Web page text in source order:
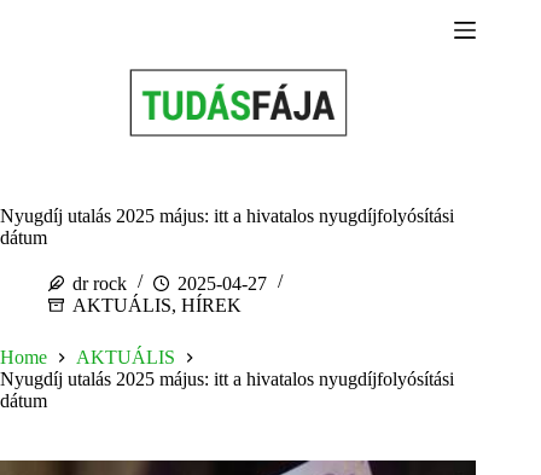
Nyugdíj utalás 2025 május: itt a hivatalos nyugdíjfolyósítási
dátum
dr rock
2025-04-27
AKTUÁLIS, HÍREK
Home
AKTUÁLIS
Nyugdíj utalás 2025 május: itt a hivatalos nyugdíjfolyósítási
dátum